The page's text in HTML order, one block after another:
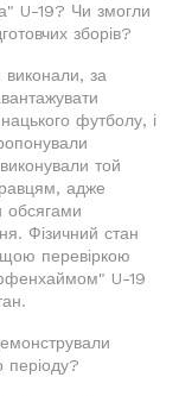
U-19? Чи змогли
зборів?
за
футболу, і
той
адже
обсягами
Фізичний стан
перевіркою
U-19
періоду?